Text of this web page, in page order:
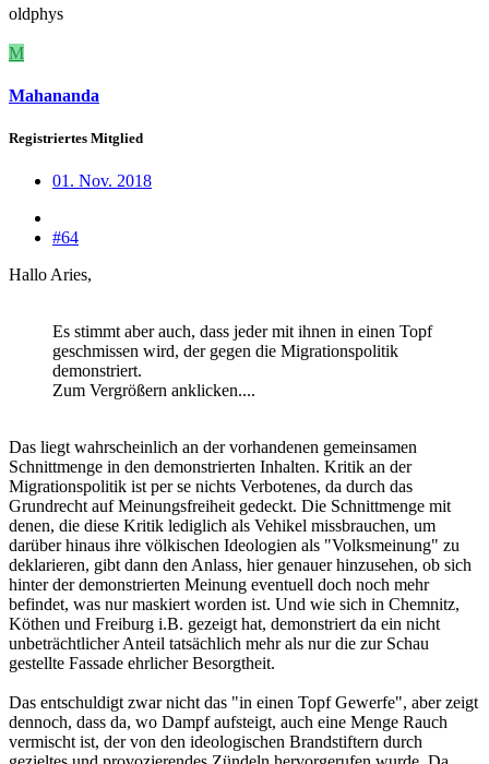
oldphys
M
Mahananda
Registriertes Mitglied
01. Nov. 2018
#64
Hallo Aries,
Es stimmt aber auch, dass jeder mit ihnen in einen Topf
geschmissen wird, der gegen die Migrationspolitik
demonstriert.
Zum Vergrößern anklicken....
Das liegt wahrscheinlich an der vorhandenen gemeinsamen
Schnittmenge in den demonstrierten Inhalten. Kritik an der
Migrationspolitik ist per se nichts Verbotenes, da durch das
Grundrecht auf Meinungsfreiheit gedeckt. Die Schnittmenge mit
denen, die diese Kritik lediglich als Vehikel missbrauchen, um
darüber hinaus ihre völkischen Ideologien als "Volksmeinung" zu
deklarieren, gibt dann den Anlass, hier genauer hinzusehen, ob sich
hinter der demonstrierten Meinung eventuell doch noch mehr
befindet, was nur maskiert worden ist. Und wie sich in Chemnitz,
Köthen und Freiburg i.B. gezeigt hat, demonstriert da ein nicht
unbeträchtlicher Anteil tatsächlich mehr als nur die zur Schau
gestellte Fassade ehrlicher Besorgtheit.
Das entschuldigt zwar nicht das "in einen Topf Gewerfe", aber zeigt
dennoch, dass da, wo Dampf aufsteigt, auch eine Menge Rauch
vermischt ist, der von den ideologischen Brandstiftern durch